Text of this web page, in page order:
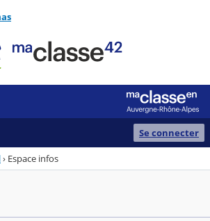
Se connecter
› Espace infos